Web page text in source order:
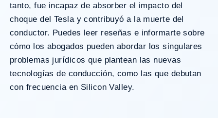
tanto, fue incapaz de absorber el impacto del
choque del Tesla y contribuyó a la muerte del
conductor. Puedes leer reseñas e informarte sobre
cómo los abogados pueden abordar los singulares
problemas jurídicos que plantean las nuevas
tecnologías de conducción, como las que debutan
con frecuencia en Silicon Valley.